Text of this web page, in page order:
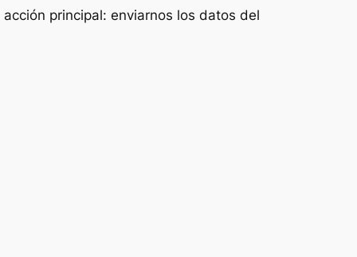
principal: enviarnos los datos del